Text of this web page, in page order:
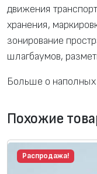
движения
хранения,
зонирование
шлагбаумов,
Больше о наполных
Похожие
Распродажа!